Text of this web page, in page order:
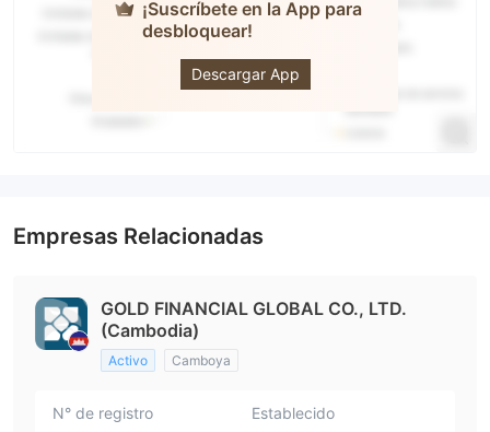
¡Suscríbete en la App para
desbloquear!
Descargar App
GFG88
Empresas Relacionadas
GOLD FINANCIAL GLOBAL CO., LTD.
(Cambodia)
Activo Camboya
N° de registro
Establecido